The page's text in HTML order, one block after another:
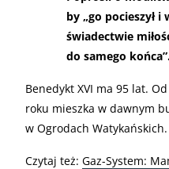
by „go pocieszył i
świadectwie
do samego
Benedykt XVI ma 95 lat.
roku mieszka w dawnym
w Ogrodach Watykańskich.
Czytaj też: Gaz-System: